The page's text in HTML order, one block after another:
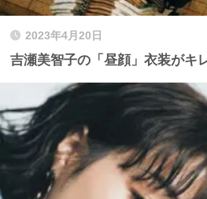
2023年4月20日
吉瀬美智子の「昼顔」衣装がキ